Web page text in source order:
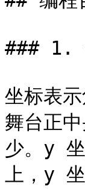
### 1.
坐标表
舞台正
少。y
上，y